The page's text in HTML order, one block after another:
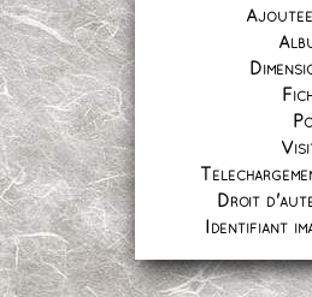
Droit
Identifiant